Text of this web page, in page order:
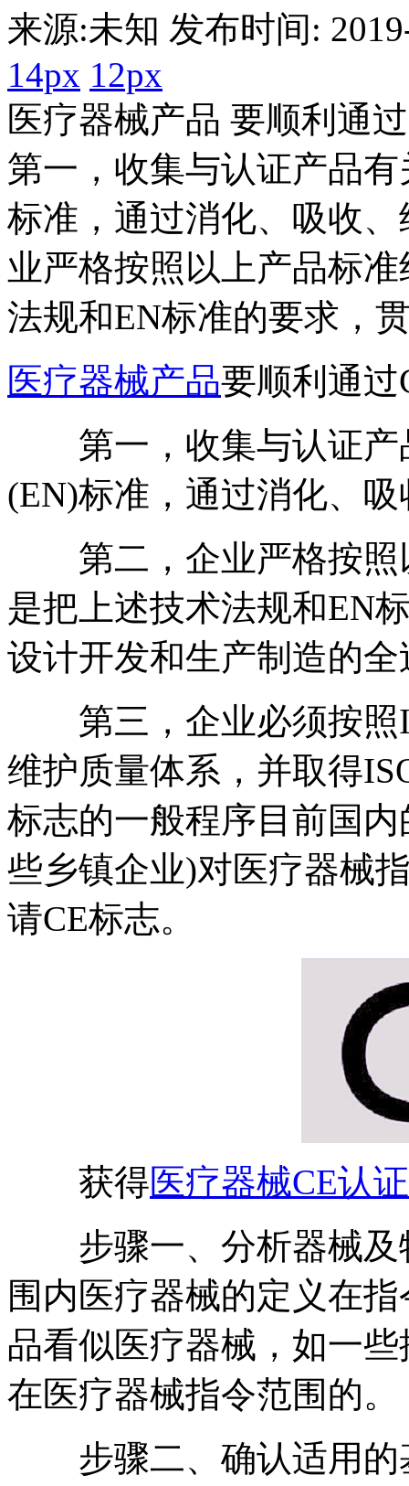
来源:未知 发布时间:
14px 12px
医疗器械产品 要顺利通
第一，收集与认证产品
标准，通过消化、吸收
业严格按照以上产品标
法规和EN标准的要求，
医疗器械产品要顺利通
第一，收集与认证产
(EN)标准，通过消化、
第二，企业严格按照
是把上述技术法规和EN
设计开发和生产制造的全
第三，企业必须按照
维护质量体系，并取得
标志的一般程序目前国
些乡镇企业)对医疗器械
请CE标志。
获得医疗器械CE认证
步骤一、分析器械及
围内医疗器械的定义在
品看似医疗器械，如一
在医疗器械指令范围的。
步骤二、确认适用的